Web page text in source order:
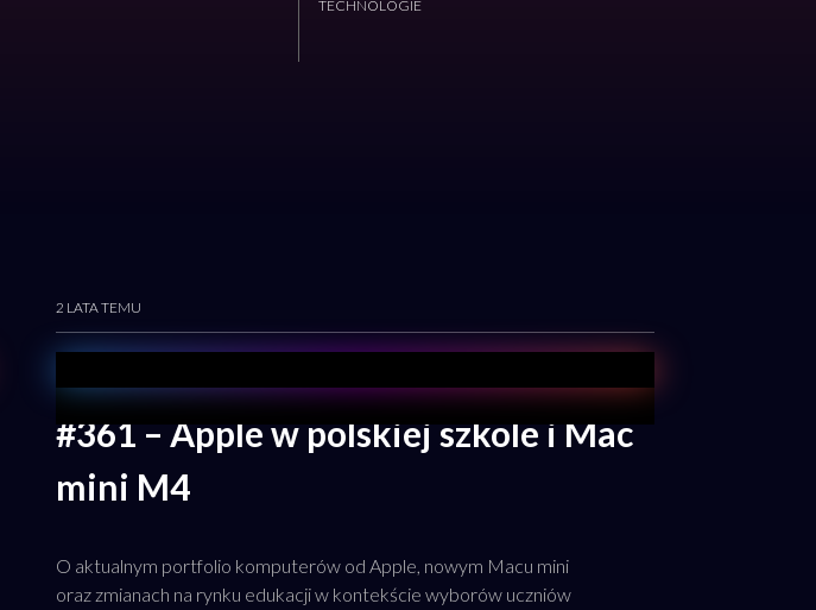
TECHNOLOGIE
2 LATA TEMU
#361 – Apple w polskiej szkole i Mac
mini M4
O aktualnym portfolio komputerów od Apple, nowym Macu mini
oraz zmianach na rynku edukacji w kontekście wyborów uczniów